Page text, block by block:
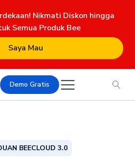
Nikmati Diskon hingga
Semua Produk Bee
Saya Mau
Demo Gratis
BEECLOUD 3.0